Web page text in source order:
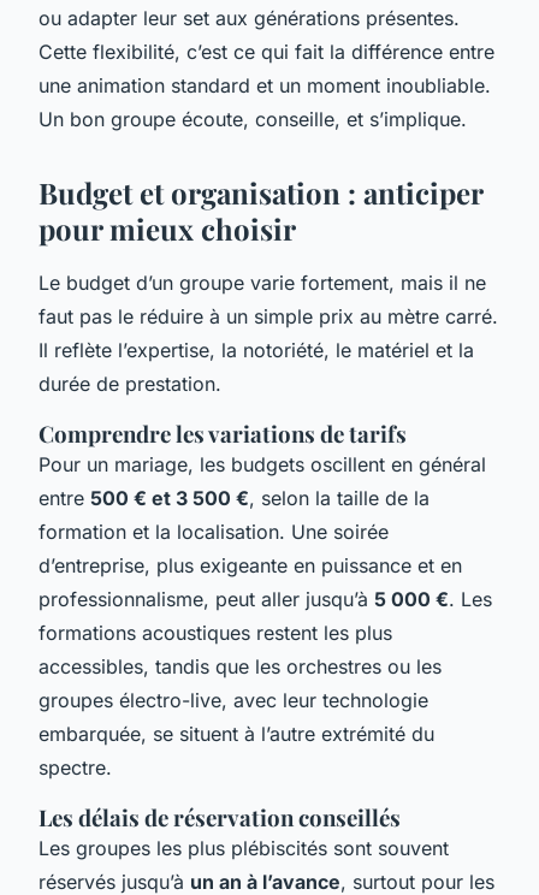
ou adapter leur set aux générations présentes.
Cette flexibilité, c’est ce qui fait la différence entre
une animation standard et un moment inoubliable.
Un bon groupe écoute, conseille, et s’implique.
Budget et organisation : anticiper
pour mieux choisir
Le budget d’un groupe varie fortement, mais il ne
faut pas le réduire à un simple prix au mètre carré.
Il reflète l’expertise, la notoriété, le matériel et la
durée de prestation.
Comprendre les variations de tarifs
Pour un mariage, les budgets oscillent en général
entre 500 € et 3 500 €, selon la taille de la
formation et la localisation. Une soirée
d’entreprise, plus exigeante en puissance et en
professionnalisme, peut aller jusqu’à 5 000 €. Les
formations acoustiques restent les plus
accessibles, tandis que les orchestres ou les
groupes électro-live, avec leur technologie
embarquée, se situent à l’autre extrémité du
spectre.
Les délais de réservation conseillés
Les groupes les plus plébiscités sont souvent
réservés jusqu’à un an à l’avance, surtout pour les